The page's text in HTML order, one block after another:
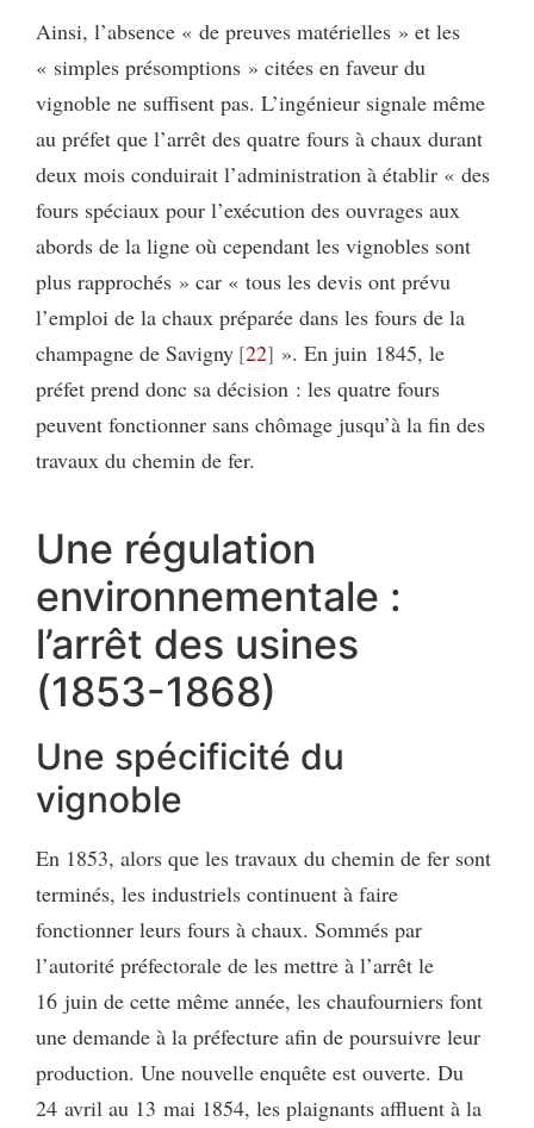
Ainsi, l’absence « de preuves matérielles » et les
« simples présomptions » citées en faveur du
vignoble ne suffisent pas. L’ingénieur signale même
au préfet que l’arrêt des quatre fours à chaux durant
deux mois conduirait l’administration à établir « des
fours spéciaux pour l’exécution des ouvrages aux
abords de la ligne où cependant les vignobles sont
plus rapprochés » car « tous les devis ont prévu
l’emploi de la chaux préparée dans les fours de la
champagne de Savigny 22 ». En juin 1845, le
préfet prend donc sa décision : les quatre fours
peuvent fonctionner sans chômage jusqu’à la fin des
travaux du chemin de fer.
Une régulation
environnementale :
l’arrêt des usines
(1853-1868)
Une spécificité du
vignoble
En 1853, alors que les travaux du chemin de fer sont
terminés, les industriels continuent à faire
fonctionner leurs fours à chaux. Sommés par
l’autorité préfectorale de les mettre à l’arrêt le
16 juin de cette même année, les chaufourniers font
une demande à la préfecture afin de poursuivre leur
production. Une nouvelle enquête est ouverte. Du
24 avril au 13 mai 1854, les plaignants affluent à la